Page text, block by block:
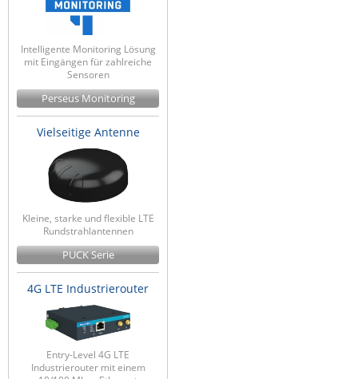
Intelligente Monitoring Lösung
mit Eingängen für zahlreiche
Sensoren
Perseus Monitoring
Vielseitige Antenne
Kleine, starke und flexible LTE
Rundstrahlantennen
PUCK Serie
4G LTE Industrierouter
Entry-Level 4G LTE
Industrierouter mit einem